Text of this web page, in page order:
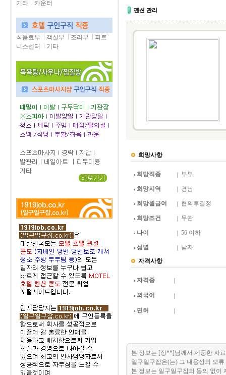
기타
카운터
식음료부 객실부 조리부
피트
니스센터
기타
펜션 관리
희망사항
희망직종 부부
희망지역 경남
희망월급여 협의후결정
희망조건 무관
나이 56 이하
성별
남자
자격사항
자격증
외국어
면허
본 정보는 [장**]님께서 제공한 자
일구일구잡은(는) 그 내용상의 오
본 정보는 일구일구잡의 동의 없이